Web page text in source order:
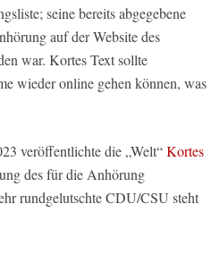
seine bereits abgegebene
auf der Website des
war. Kortes Text sollte
wieder online gehen können, was
veröffentlichte die „Welt“Kortes
des für die Anhörung
rundgelutschte CDU/CSU steht